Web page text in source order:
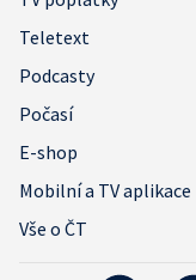
Teletext
Podcasty
Počasí
E-shop
Mobilní a TV aplikace
Vše o ČT